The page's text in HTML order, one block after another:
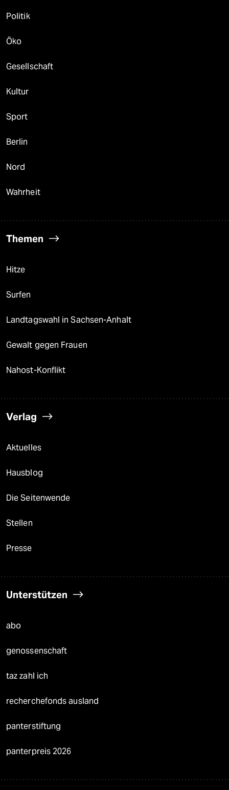
Politik
Öko
Gesellschaft
Kultur
Sport
Berlin
Nord
Wahrheit
Themen
Hitze
Surfen
Landtagswahl in Sachsen-Anhalt
Gewalt gegen Frauen
Nahost-Konflikt
Verlag
Aktuelles
Hausblog
Die Seitenwende
Stellen
Presse
Unterstützen
abo
genossenschaft
taz zahl ich
recherchefonds ausland
panterstiftung
panterpreis 2026